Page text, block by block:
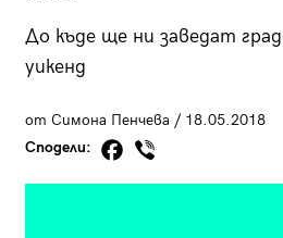
До къде ще ни заведат
уикенд
от Симона Пенчева / 18.05.2018
Сподели: